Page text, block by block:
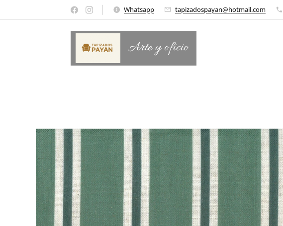
Whatsapp tapizadospayan@hotmail.com
Arte y oficio